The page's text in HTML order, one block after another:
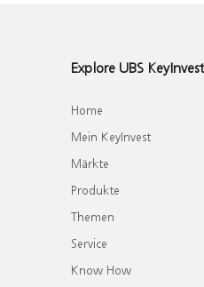
Explore UBS KeyInvest
Home
Mein KeyInvest
Märkte
Produkte
Themen
Service
Know How